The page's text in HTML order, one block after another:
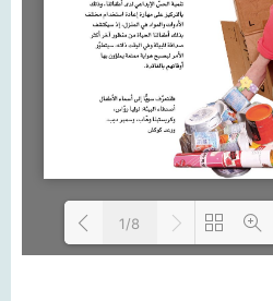
1/8